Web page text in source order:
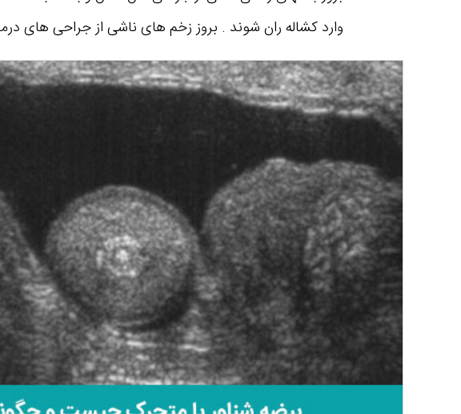
وارد کشاله ران شوند . بروز زخم های ناشی از جراحی های